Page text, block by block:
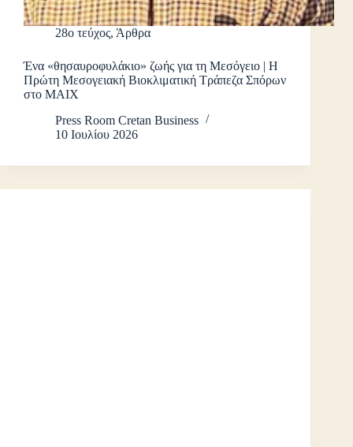
28ο τεύχος, Άρθρα
Ένα «θησαυροφυλάκιο» ζωής για τη Μεσόγειο | Η
Πρώτη Μεσογειακή Βιοκλιματική Τράπεζα Σπόρων
στο ΜΑΙΧ
Press Room Cretan Business
10 Ιουλίου 2026